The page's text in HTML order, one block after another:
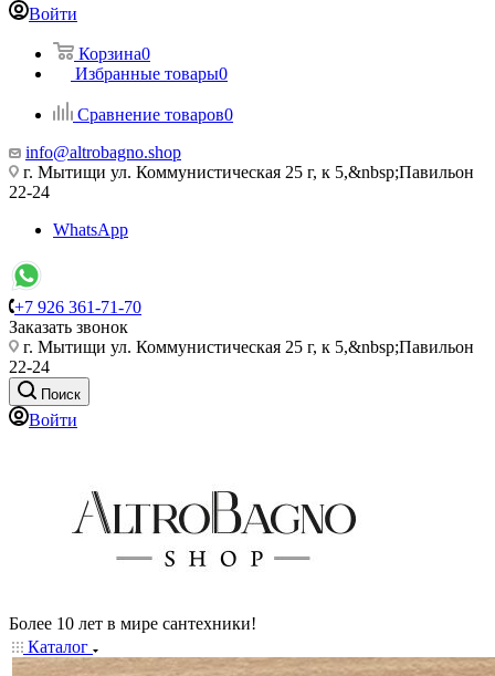
Войти
Корзина0
Избранные товары0
Сравнение товаров0
info@altrobagno.shop
г. Мытищи ул. Коммунистическая 25 г, к 5,&nbsp;Павильон
22-24
WhatsApp
+7 926 361-71-70
Заказать звонок
г. Мытищи ул. Коммунистическая 25 г, к 5,&nbsp;Павильон
22-24
Поиск
Войти
Более 10 лет в мире сантехники!
Каталог